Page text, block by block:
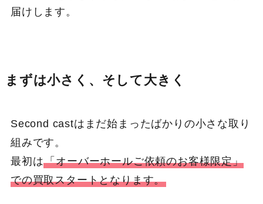
届けします。
まずは小さく、そして大きく
Second castはまだ始まったばかりの小さな取り
組みです。
最初は「オーバーホールご依頼のお客様限定」
での買取スタートとなります。